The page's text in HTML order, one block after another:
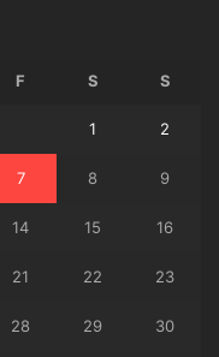
F S S
1 2
7 8 9
14 15 16
21 22 23
28 29 30